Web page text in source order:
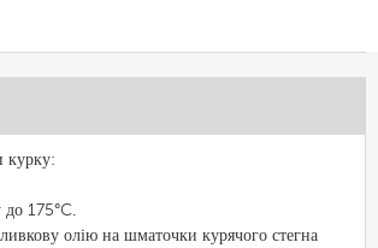
курку:
до 175°C.
олію на шматочки курячого стегна